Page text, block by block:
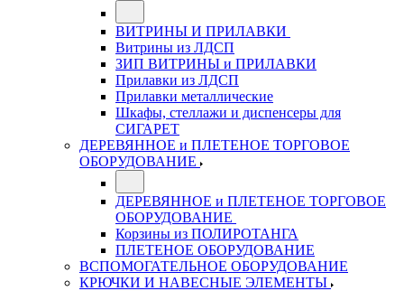
ВИТРИНЫ И ПРИЛАВКИ
Витрины из ЛДСП
ЗИП ВИТРИНЫ и ПРИЛАВКИ
Прилавки из ЛДСП
Прилавки металлические
Шкафы, стеллажи и диспенсеры для
СИГАРЕТ
ДЕРЕВЯННОЕ и ПЛЕТЕНОЕ ТОРГОВОЕ
ОБОРУДОВАНИЕ
ДЕРЕВЯННОЕ и ПЛЕТЕНОЕ ТОРГОВОЕ
ОБОРУДОВАНИЕ
Корзины из ПОЛИРОТАНГА
ПЛЕТЕНОЕ ОБОРУДОВАНИЕ
ВСПОМОГАТЕЛЬНОЕ ОБОРУДОВАНИЕ
КРЮЧКИ И НАВЕСНЫЕ ЭЛЕМЕНТЫ